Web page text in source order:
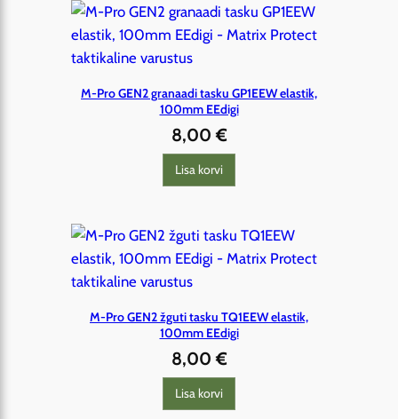
M-Pro GEN2 granaadi tasku GP1EEW elastik,
100mm EEdigi
8,00€
Lisa korvi
M-Pro GEN2 žguti tasku TQ1EEW elastik,
100mm EEdigi
8,00€
Lisa korvi